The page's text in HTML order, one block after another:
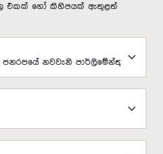
එකක් හෝ කිහිපයක් ඇතුළත්